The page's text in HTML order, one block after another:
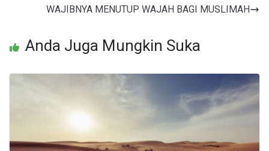
WAJIBNYA MENUTUP WAJAH BAGI MUSLIMAH
Anda Juga Mungkin Suka